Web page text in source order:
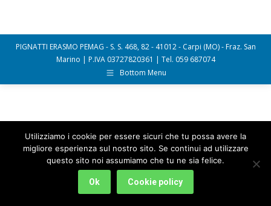
PIGNATTI ERASMO PEMAG - S. S. 468, 82 - 41012 - Carpi (MO) - Fraz. San
Marino | P.IVA 03727820361 | Tel. 059 687074
Bottom Menu
Utilizziamo i cookie per essere sicuri che tu possa avere la
migliore esperienza sul nostro sito. Se continui ad utilizzare
questo sito noi assumiamo che tu ne sia felice.
Ok Cookie policy